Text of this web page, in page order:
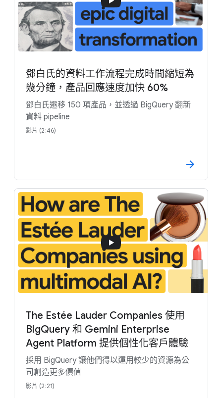
鄧白氏的資料工作流程完成時間縮短為
幾分鐘，產品回應速度加快 60%
鄧白氏遷移 150 項產品，並透過 BigQuery 翻新
資料 pipeline
影片 (2:46)
The Estée Lauder Companies 使用
BigQuery 和 Gemini Enterprise
Agent Platform 提供個性化客戶體驗
採用 BigQuery 讓他們得以運用較少的資源為公
司創造更多價值
影片 (2:21)